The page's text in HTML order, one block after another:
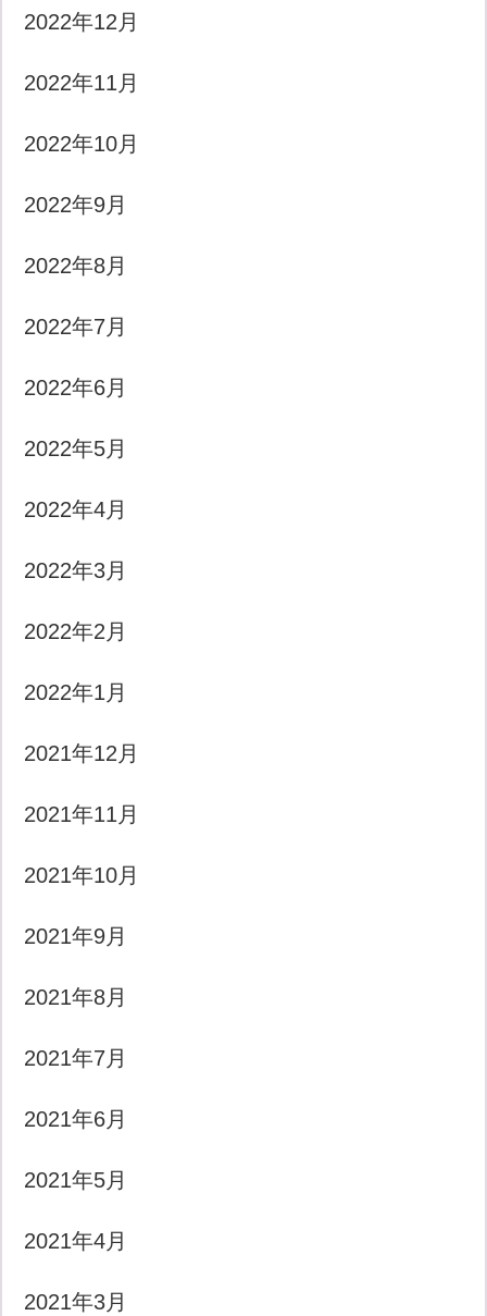
2022年12月
2022年11月
2022年10月
2022年9月
2022年8月
2022年7月
2022年6月
2022年5月
2022年4月
2022年3月
2022年2月
2022年1月
2021年12月
2021年11月
2021年10月
2021年9月
2021年8月
2021年7月
2021年6月
2021年5月
2021年4月
2021年3月